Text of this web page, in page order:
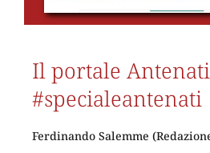
Il portale
#specialeantenati
Ferdinando Salemme